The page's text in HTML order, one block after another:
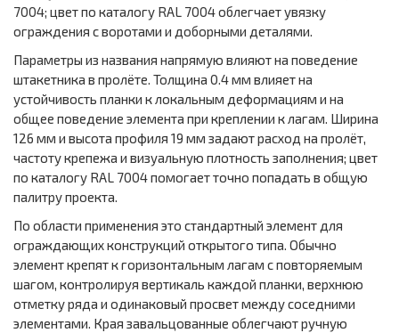
7004; цвет по каталогу RAL 7004 облегчает увязку
ограждения с воротами и доборными деталями.
Параметры из названия напрямую влияют на поведение
штакетника в пролёте. Толщина 0.4 мм влияет на
устойчивость планки к локальным деформациям и на
общее поведение элемента при креплении к лагам. Ширина
126 мм и высота профиля 19 мм задают расход на пролёт,
частоту крепежа и визуальную плотность заполнения; цвет
по каталогу RAL 7004 помогает точно попадать в общую
палитру проекта.
По области применения это стандартный элемент для
ограждающих конструкций открытого типа. Обычно
элемент крепят к горизонтальным лагам с повторяемым
шагом, контролируя вертикаль каждой планки, верхнюю
отметку ряда и одинаковый просвет между соседними
элементами. Края завальцованные облегчают ручную